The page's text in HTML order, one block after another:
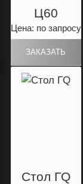
Ц60
Цена: по запросу
Стол ГQ